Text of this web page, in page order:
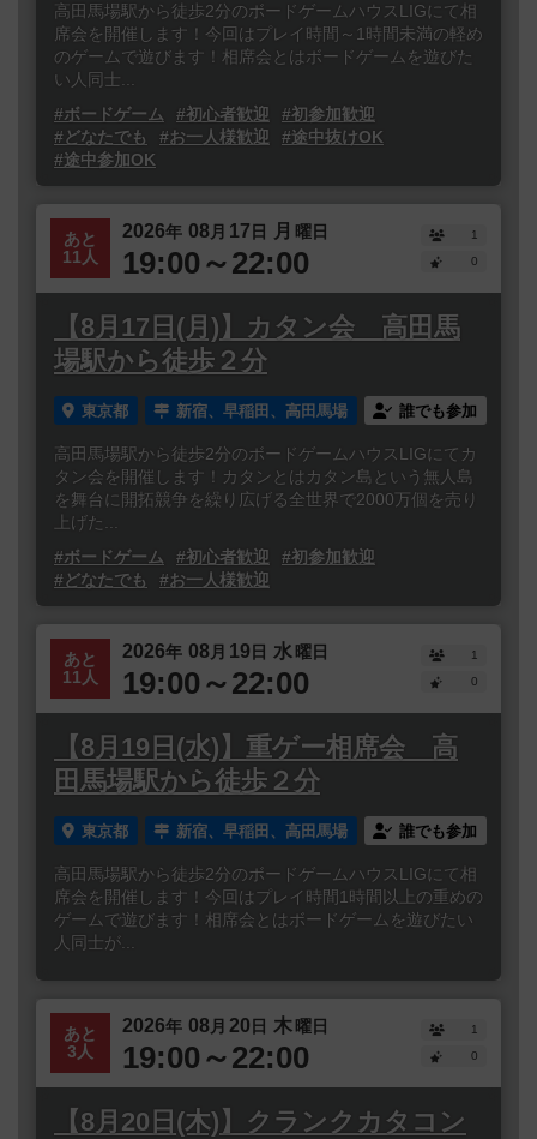
高田馬場駅から徒歩2分のボードゲームハウスLIGにて相
席会を開催します！今回はプレイ時間～1時間未満の軽め
のゲームで遊びます！相席会とはボードゲームを遊びた
い人同士...
#ボードゲーム
#初心者歓迎
#初参加歓迎
#どなたでも
#お一人様歓迎
#途中抜けOK
#途中参加OK
あと
11人
2026年 08 月 17日 月 曜日
19:00～22:00
1
0
【8月17日(月)】カタン会 高田馬
場駅から徒歩２分
東京都 新宿、早稲田、高田馬場 誰でも参加
高田馬場駅から徒歩2分のボードゲームハウスLIGにてカ
タン会を開催します！カタンとはカタン島という無人島
を舞台に開拓競争を繰り広げる全世界で2000万個を売り
上げた...
#ボードゲーム
#初心者歓迎
#初参加歓迎
#どなたでも
#お一人様歓迎
あと
11人
2026年 08 月 19日 水曜日
19:00～22:00
1
0
【8月19日(水)】重ゲー相席会 高
田馬場駅から徒歩２分
東京都 新宿、早稲田、高田馬場 誰でも参加
高田馬場駅から徒歩2分のボードゲームハウスLIGにて相
席会を開催します！今回はプレイ時間1時間以上の重めの
ゲームで遊びます！相席会とはボードゲームを遊びたい
人同士が...
あと
3人
2026年 08 月 20日 木曜日
19:00～22:00
1
0
【8月20日(木)】クランクカタコン